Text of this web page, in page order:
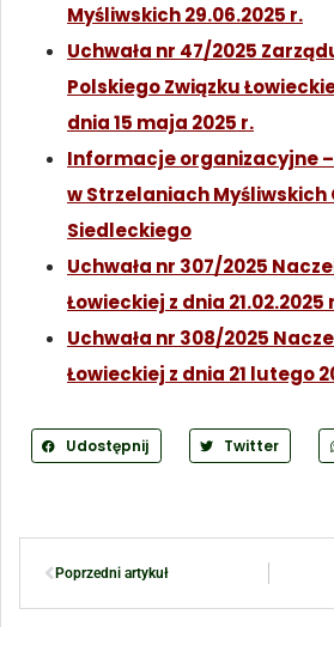
Myśliwskich 29.06.2025 r.
Uchwała nr 47/2025
Polskiego Związku
dnia 15 maja 2025 r.
Informacje organizacyjne
w Strzelaniach Myśliwskich
Siedleckiego
Uchwała nr 307/2025
Łowieckiej z dnia 21.02.2025
Uchwała nr 308/2025
Łowieckiej z dnia 21 lutego
Udostępnij Twitter
Poprzedni artykuł